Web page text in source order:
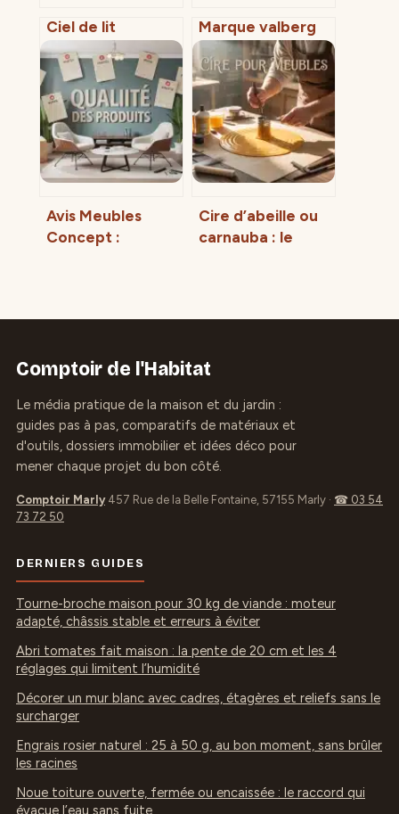
Ciel de lit
moustiquaire
pour adulte ou
enfant comment
bien choisir
Marque valberg
quelle origine : ce
qu’il faut
vraiment savoir
Avis Meubles
Concept :
pour leurs
Cire d’abeille ou
carnauba : le
encrasser
Comptoir de l'Habitat
Le média pratique de la maison et du jardin :
guides pas à pas, comparatifs de matériaux et
d'outils, dossiers immobilier et idées déco pour
mener chaque projet du bon côté.
Comptoir Marly 457 Rue de la Belle Fontaine, 57155 Marly · ☎ 03 54
73 72 50
DERNIERS GUIDES
Tourne-broche maison pour 30 kg de viande : moteur
adapté, châssis stable et erreurs à éviter
Abri tomates fait maison : la pente de 20 cm et les 4
réglages qui limitent l’humidité
Décorer un mur blanc avec cadres, étagères et reliefs sans le
surcharger
Engrais rosier naturel : 25 à 50 g, au bon moment, sans brûler
les racines
Noue toiture ouverte, fermée ou encaissée : le raccord qui
évacue l’eau sans fuite